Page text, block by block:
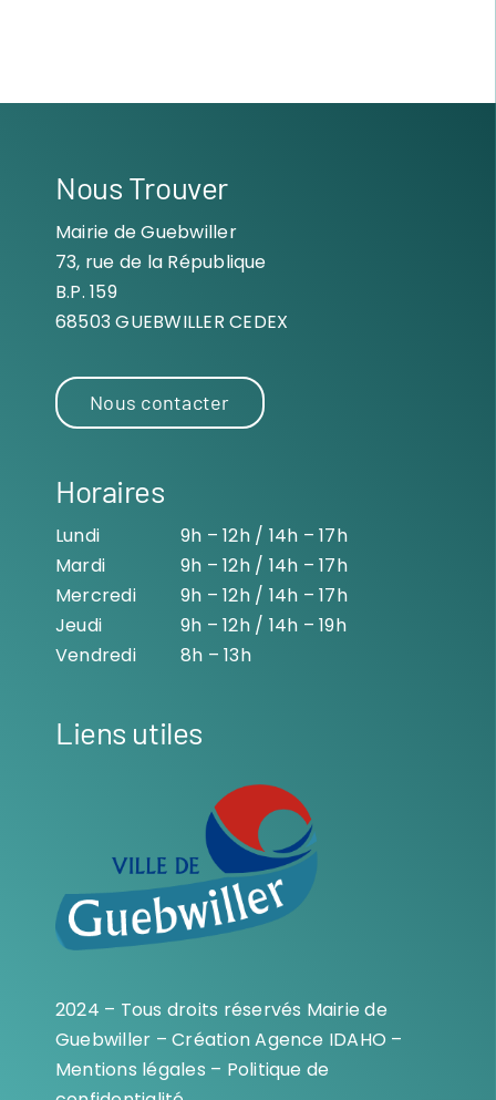
Nous Trouver
Mairie de Guebwiller
73, rue de la République
B.P. 159
68503 GUEBWILLER CEDEX
Nous contacter
Horaires
Lundi
9h – 12h / 14h – 17h
Mardi
9h – 12h / 14h – 17h
Mercredi
9h – 12h / 14h – 17h
Jeudi
9h – 12h / 14h – 19h
Vendredi
8h – 13h
Liens utiles
2024 – Tous droits réservés Mairie de
Guebwiller – CréationAgence IDAHO –
Mentions légales – Politique de